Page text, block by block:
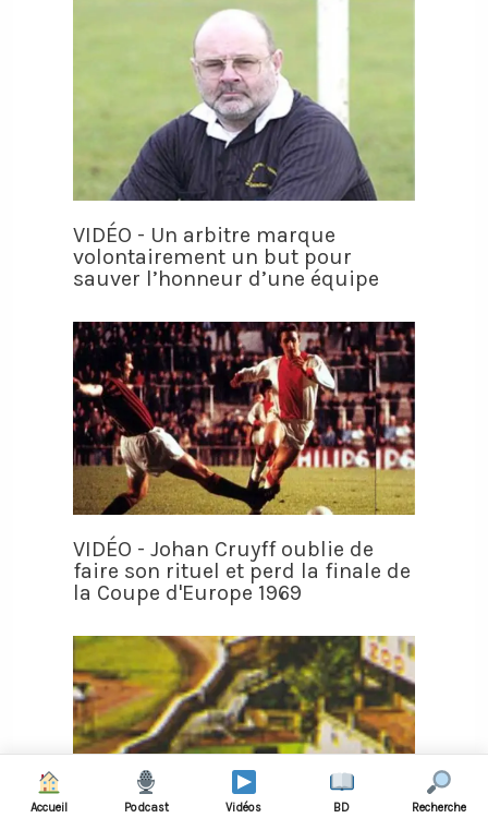
VIDÉO - Un arbitre marque
volontairement un but pour
sauver l’honneur d’une équipe
VIDÉO - Johan Cruyff oublie de
faire son rituel et perd la finale de
la Coupe d'Europe 1969
Accueil Podcast Vidéos BD Recherche